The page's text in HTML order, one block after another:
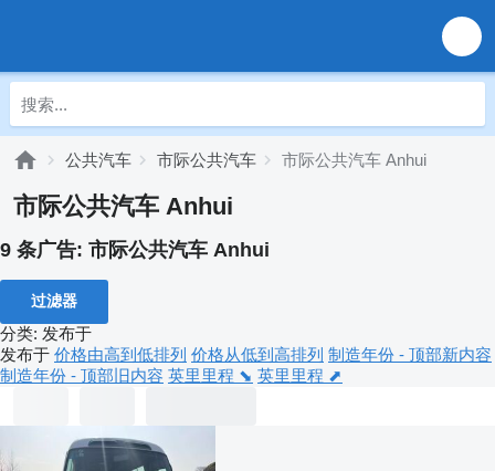
公共汽车 市际公共汽车 市际公共汽车 Anhui
市际公共汽车 Anhui
9 条广告: 市际公共汽车 Anhui
过滤器
分类: 发布于
发布于 价格由高到低排列 价格从低到高排列 制造年份 - 顶部新内容
制造年份 - 顶部旧内容 英里里程 ⬊ 英里里程 ⬈